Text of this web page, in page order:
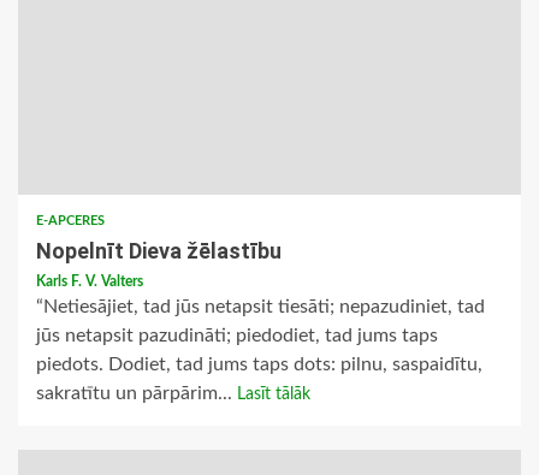
E-APCERES
Nopelnīt Dieva žēlastību
Karls F. V. Valters
“Netiesājiet, tad jūs netapsit tiesāti; nepazudiniet, tad
jūs netapsit pazudināti; piedodiet, tad jums taps
piedots. Dodiet, tad jums taps dots: pilnu, saspaidītu,
sakratītu un pārpārim... Lasīt tālāk